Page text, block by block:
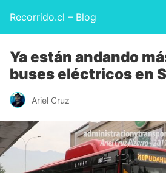
Recorrido.cl – Blog
Ya están andando
buses eléctricos en
Ariel Cruz